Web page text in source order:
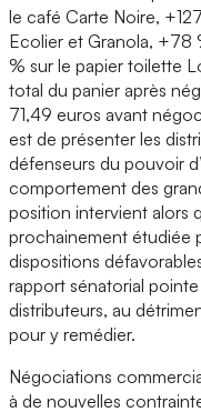
le café Carte Noire,
Ecolier et Granola, +78
% sur le papier toilette
total du panier après
71,49 euros avant
est de présenter les
défenseurs du pouvoir
comportement des
position intervient alors
prochainement étudiée
dispositions
rapport sénatorial
distributeurs, au
pour y remédier.
Négociations
à de nouvelles